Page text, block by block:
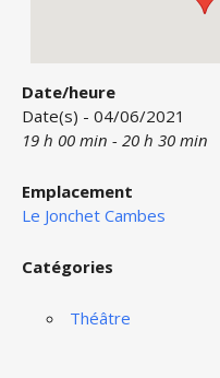
Date/heure
Date(s) - 04/06/2021
19 h 00 min - 20 h 30 min
Emplacement
Le Jonchet Cambes
Catégories
Théâtre